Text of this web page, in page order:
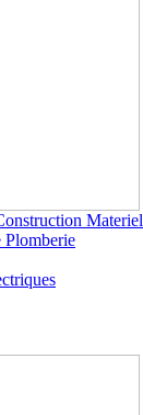
Materiel
Plomberie